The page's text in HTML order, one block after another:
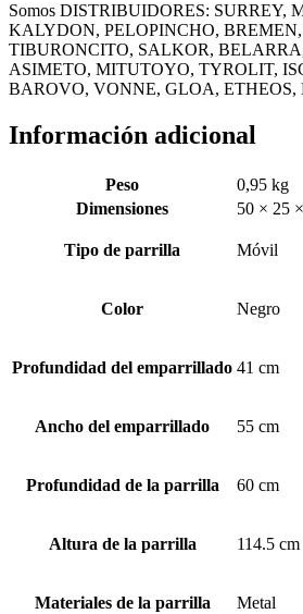
Somos DISTRIBUIDORES: SURREY,
KALYDON, PELOPINCHO, BREMEN,
TIBURONCITO, SALKOR,
ASIMETO, MITUTOYO, TYROLIT,
BAROVO, VONNE, GLOA,
Información adicional
Peso
0,95 kg
Dimensiones
50 × 25
Tipo de parrilla Móvil
Color Negro
Profundidad del emparrillado 41 cm
Ancho del emparrillado 55 cm
Profundidad de la parrilla 60 cm
Altura de la parrilla 114.5 cm
Materiales de la parrilla Metal